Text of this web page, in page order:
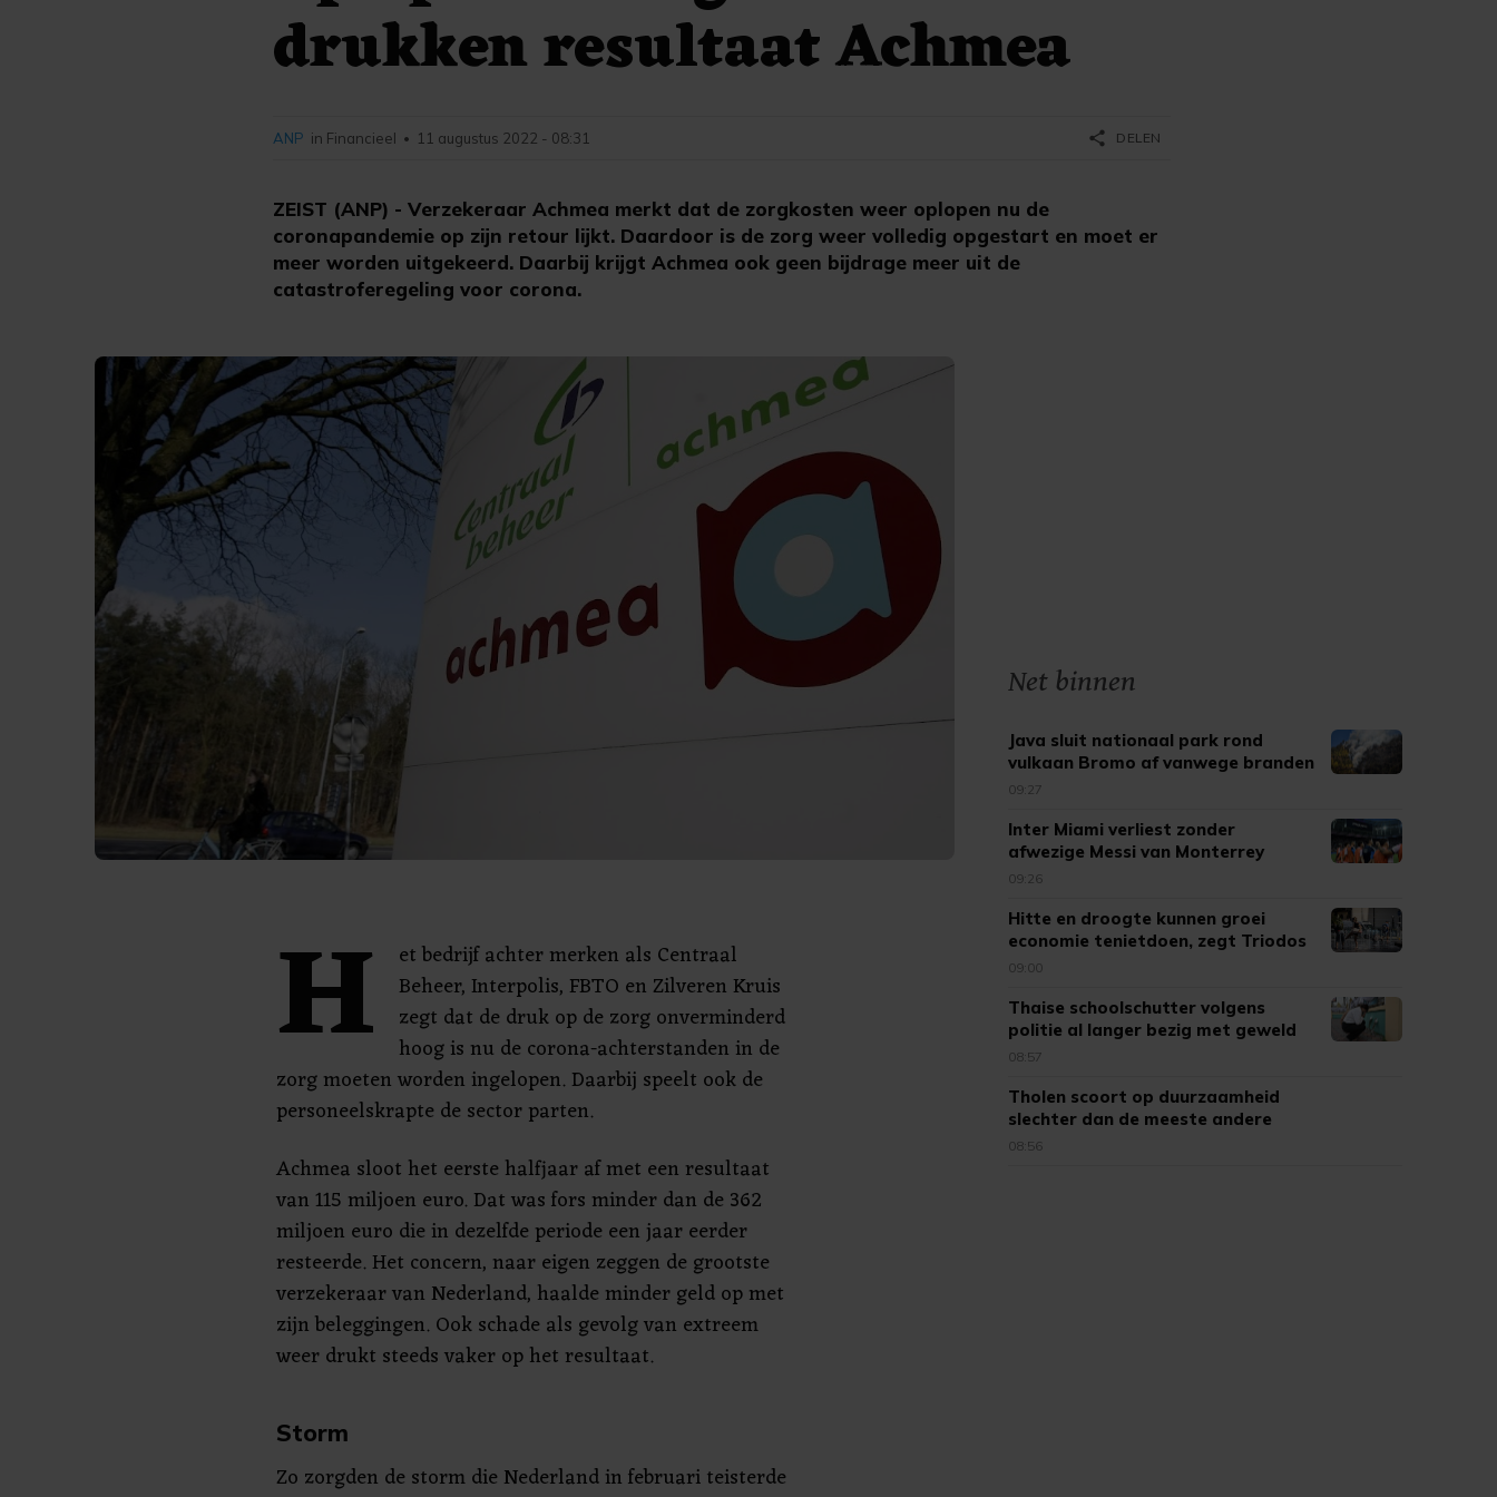
drukken resultaat Achmea
ZEIST (ANP) - Verzekeraar Achmea merkt dat de zorgkosten weer oplopen nu de
coronapandemie op zijn retour lijkt. Daardoor is de zorg weer volledig opgestart en moet er
meer worden uitgekeerd. Daarbij krijgt Achmea ook geen bijdrage meer uit de
catastroferegeling voor corona.
ANP in Financieel • 11 augustus 2022 - 08:31 share DELEN
H
et bedrijf achter merken als Centraal
Beheer, Interpolis, FBTO en Zilveren Kruis
zegt dat de druk op de zorg onverminderd
hoog is nu de corona-achterstanden in de
zorg moeten worden ingelopen. Daarbij speelt ook de
personeelskrapte de sector parten.
Achmea sloot het eerste halfjaar af met een resultaat
van 115 miljoen euro. Dat was fors minder dan de 362
miljoen euro die in dezelfde periode een jaar eerder
resteerde. Het concern, naar eigen zeggen de grootste
verzekeraar van Nederland, haalde minder geld op met
zijn beleggingen. Ook schade als gevolg van extreem
weer drukt steeds vaker op het resultaat.
Storm
Zo zorgden de storm die Nederland in februari teisterde
Net binnen
Java sluit nationaal park rond
vulkaan Bromo af vanwege branden
09:27
Inter Miami verliest zonder
afwezige Messi van Monterrey
09:26
Hitte en droogte kunnen groei
economie tenietdoen, zegt Triodos
09:00
Thaise schoolschutter volgens
politie al langer bezig met geweld
08:57
Tholen scoort op duurzaamheid
slechter dan de meeste andere
gemeenten
08:56